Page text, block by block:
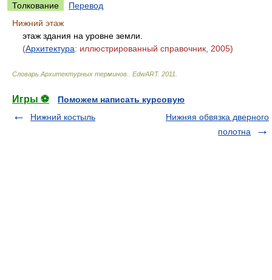
Толкование
Перевод
Нижний этаж
этаж здания на уровне земли.
(Архитектура: иллюстрированный справочник, 2005)
Словарь Архитектурных терминов. EdwART. 2011
Игры ⚽
Поможем написать курсовую
Нижний костыль
Нижняя обвязка дверного
полотна